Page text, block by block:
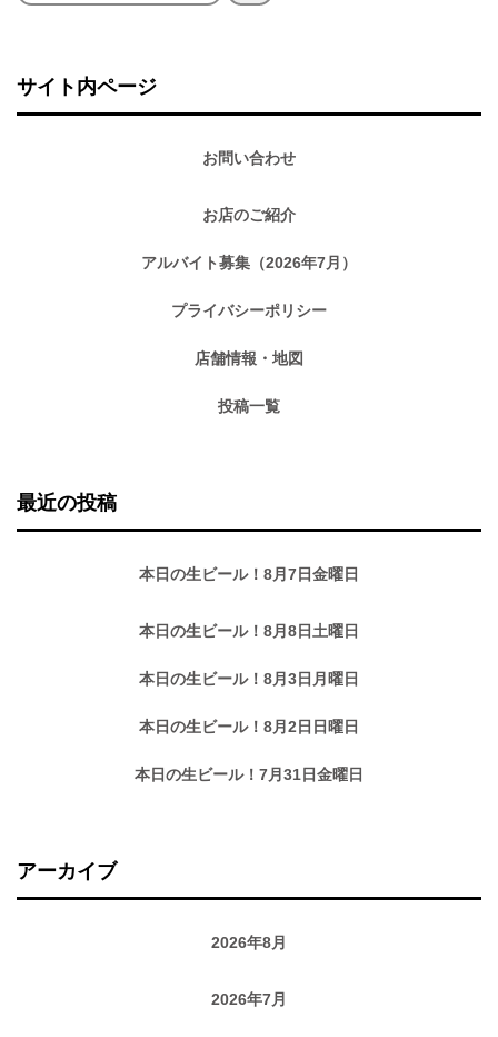
サイト内ページ
お問い合わせ
お店のご紹介
アルバイト募集（2026年7月）
プライバシーポリシー
店舗情報・地図
投稿一覧
最近の投稿
本日の生ビール！8月7日金曜日
本日の生ビール！8月8日土曜日
本日の生ビール！8月3日月曜日
本日の生ビール！8月2日日曜日
本日の生ビール！7月31日金曜日
アーカイブ
2026年8月
2026年7月